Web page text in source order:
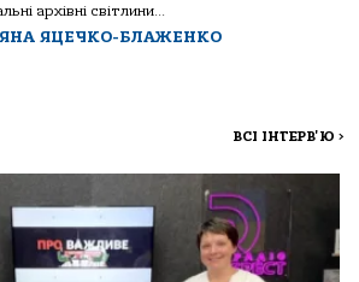
архівні світлини...
ЯЦЕЧКО-БЛАЖЕНКО
ВСІ ІНТЕРВ'Ю >